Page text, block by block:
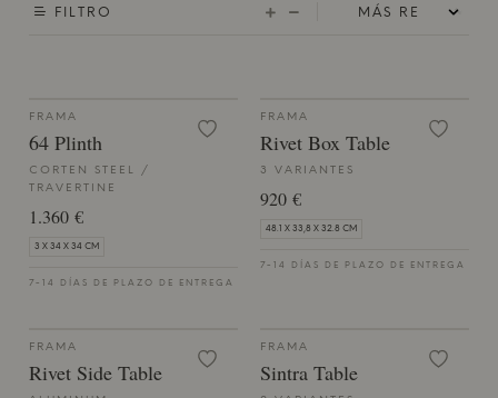
FILTRO
FRAMA
64 Plinth
CORTEN STEEL /
TRAVERTINE
1.360 €
3 X 34 X 34 CM
7-14 DÍAS DE PLAZO DE ENTREGA
FRAMA
Rivet Box Table
3 VARIANTES
920 €
48.1 X 33,8 X 32.8 CM
7-14 DÍAS DE PLAZO DE ENTREGA
FRAMA
Rivet Side Table
FRAMA
Sintra Table